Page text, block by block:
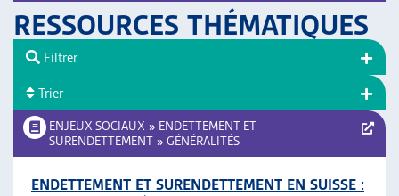
NOS PUBLICATIONS
ARTICLES
VEILLE
RESSOURCES
THÉMATIQUES
RESSOURCES THÉMATIQUES
ENJEUX SOCIAUX » ENDETTEMENT ET
SURENDETTEMENT » GÉNÉRALITÉS
ENDETTEMENT ET SURENDETTEMENT EN SUISSE :
Filtrer
Trier